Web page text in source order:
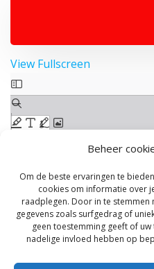
Beheer
Om de beste ervaringen te
cookies om informatie over
raadplegen. Door in te stemmen
gegevens zoals surfgedrag of
geen toestemming geeft of
nadelige invloed hebben op
View Fullscreen
Ga
naar
de
PDF